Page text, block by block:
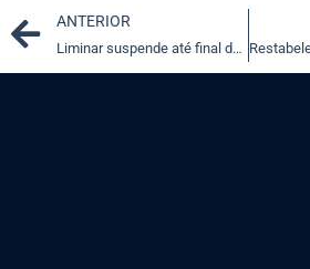
Prev
ANTERIOR
Liminar suspende até final do ano reajuste de tabela de custas processuais em MT